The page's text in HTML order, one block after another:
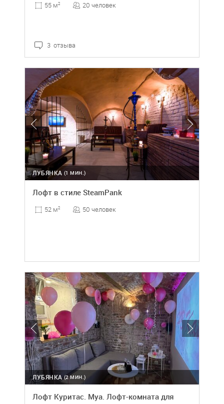
55 м2 20 человек
3 отзыва
(1 МИН.)
ЛУБЯНКА
Лофт в стиле SteamPank
52 м2 50 человек
(2 МИН.)
ЛУБЯНКА
Лофт Куритас. Муа. Лофт-комната для